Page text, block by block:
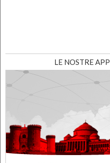
LE NOSTRE APP